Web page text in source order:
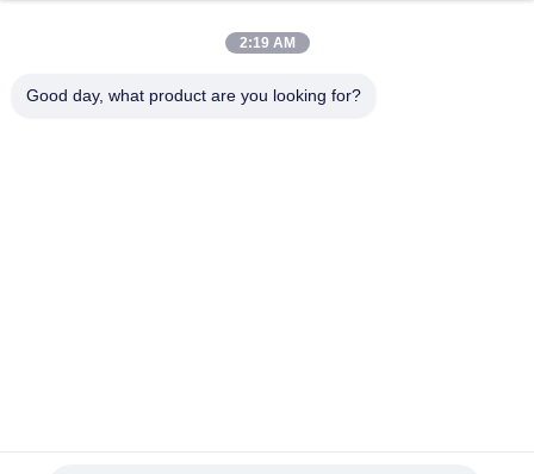
0086-153-7406-6785
2:19 AM
Good day, what product are you looking for?